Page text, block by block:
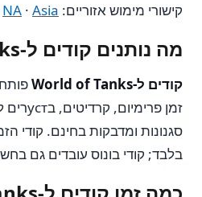
קישורי מימוש אזוריים: NA · Asia
מה נותנים קודים ל-World of Tanks?
קודים ל-World of Tanks
סגנונות ומדבקות בחינם. קודי
בלבד; קודי בונוס עובדים גם